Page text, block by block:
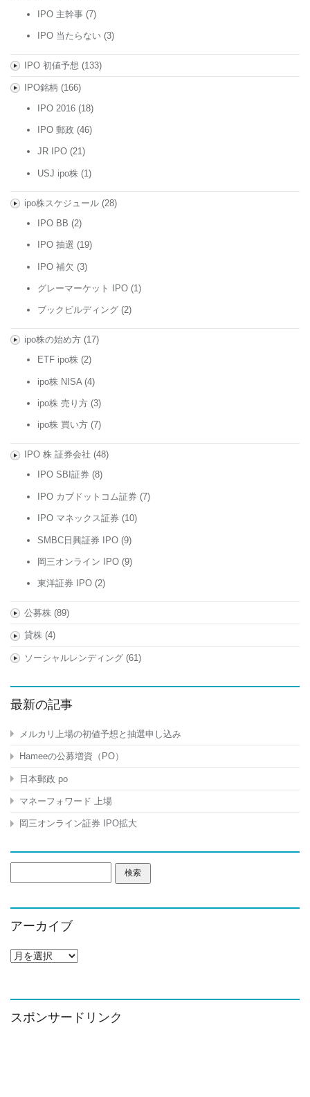
IPO 主幹事 (7)
IPO 当たらない (3)
IPO 初値予想 (133)
IPO銘柄 (166)
IPO 2016 (18)
IPO 郵政 (46)
JR IPO (21)
USJ ipo株 (1)
ipo株スケジュール(28)
IPO BB (2)
IPO 抽選 (19)
IPO 補欠 (3)
グレーマーケット IPO (1)
ブックビルディング (2)
ipo株の始め方(17)
ETF ipo株 (2)
ipo株 NISA (4)
ipo株 売り方 (3)
ipo株 買い方 (7)
IPO 株 証券会社 (48)
IPO SBI証券 (8)
IPO カブドットコム証券 (7)
IPO マネックス証券 (10)
SMBC日興証券 IPO (9)
岡三オンライン IPO (9)
東洋証券 IPO (2)
公募株(89)
貸株(4)
ソーシャルレンディング(61)
最新の記事
メルカリ上場の初値予想と抽選申し込み
Hameeの公募増資（PO）
日本郵政 po
マネーフォワード 上場
岡三オンライン証券 IPO拡大
索:
アーカイブ
ア
イ
ブ
スポンサードリンク